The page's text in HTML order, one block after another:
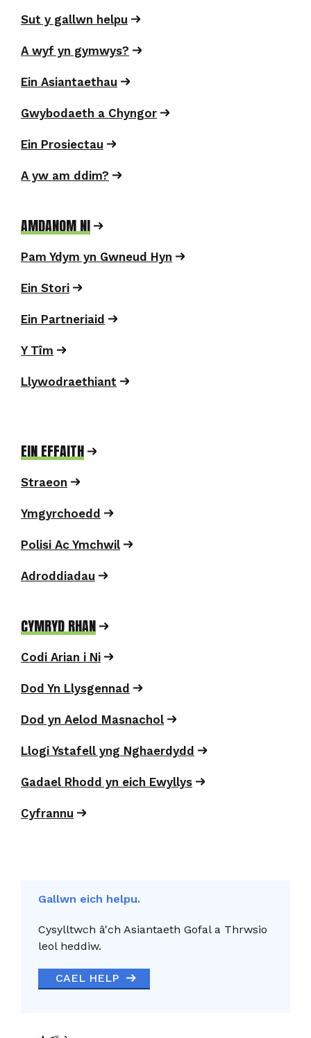
Sut y gallwn helpu
A wyf yn gymwys?
Ein Asiantaethau
Gwybodaeth a Chyngor
Ein Prosiectau
A yw am ddim?
AMDANOM NI
Pam Ydym yn Gwneud Hyn
Ein Stori
Ein Partneriaid
Y Tîm
Llywodraethiant
EIN EFFAITH
Straeon
Ymgyrchoedd
Polisi Ac Ymchwil
Adroddiadau
CYMRYD RHAN
Codi Arian i Ni
Dod Yn Llysgennad
Dod yn Aelod Masnachol
Llogi Ystafell yng Nghaerdydd
Gadael Rhodd yn eich Ewyllys
Cyfrannu
Gallwn eich helpu.
Cysylltwch â'ch Asiantaeth Gofal a Thrwsio
leol heddiw.
CAEL HELP